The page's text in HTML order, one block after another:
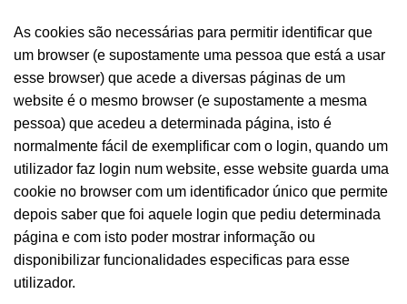
As cookies são necessárias para permitir identificar que
um browser (e supostamente uma pessoa que está a usar
esse browser) que acede a diversas páginas de um
website é o mesmo browser (e supostamente a mesma
pessoa) que acedeu a determinada página, isto é
normalmente fácil de exemplificar com o login, quando um
utilizador faz login num website, esse website guarda uma
cookie no browser com um identificador único que permite
depois saber que foi aquele login que pediu determinada
página e com isto poder mostrar informação ou
disponibilizar funcionalidades especificas para esse
utilizador.